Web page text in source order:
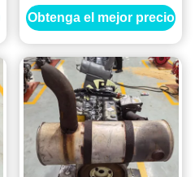
de 4HK1T 5.2L para el
camión 700P de Isuzu
Obtenga el mejor precio